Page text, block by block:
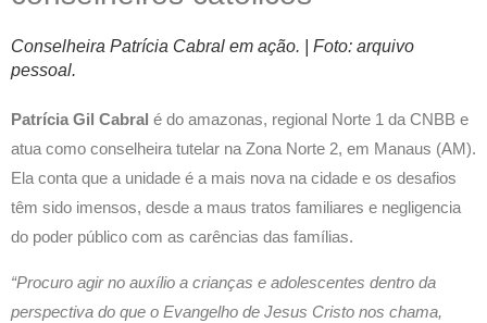
Conselheira Patrícia Cabral em ação. | Foto: arquivo
pessoal.
Patrícia Gil Cabral é do amazonas, regional Norte 1 da CNBB e
atua como conselheira tutelar na Zona Norte 2, em Manaus (AM).
Ela conta que a unidade é a mais nova na cidade e os desafios
têm sido imensos, desde a maus tratos familiares e negligencia
do poder público com as carências das famílias.
“Procuro agir no auxílio a crianças e adolescentes dentro da
perspectiva do que o Evangelho de Jesus Cristo nos chama,